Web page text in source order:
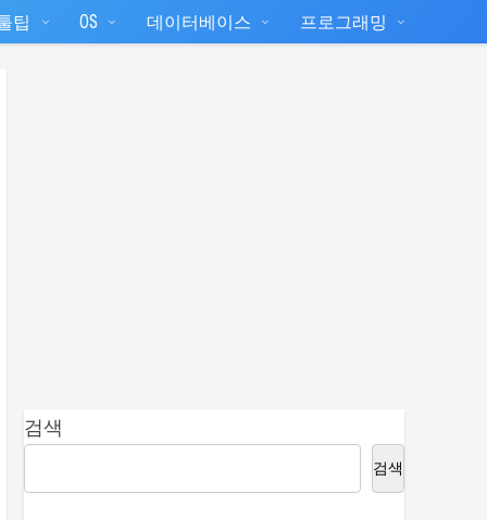
팁 OS 데이터베이스 프로그래밍
검색
검색